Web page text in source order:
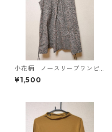
小花柄 ノースリーブワンピ
ース ４Ｌ ブラック KAE-
4819
¥1,500